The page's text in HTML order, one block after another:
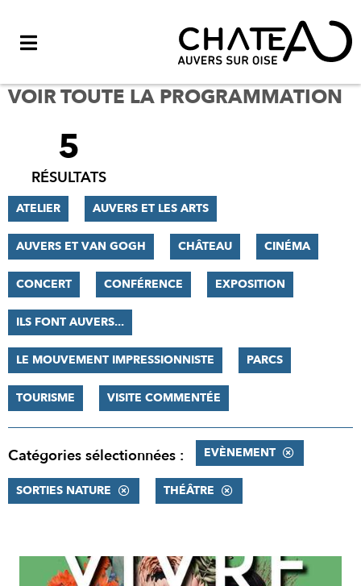
VOIR TOUTE LA PROGRAMMATION
FILTRER
RÉSULTATS
5
RÉSULTATS
ATELIER AUVERS ET LES ARTS
AUVERS ET VAN GOGH CHÂTEAU CINÉMA
CONCERT CONFÉRENCE EXPOSITION
ILS FONT AUVERS...
LE MOUVEMENT IMPRESSIONNISTE PARCS
TOURISME VISITE COMMENTÉE
Catégories sélectionnées : EVÈNEMENT
SORTIES NATURE THÉÂTRE
RÉSULTATS